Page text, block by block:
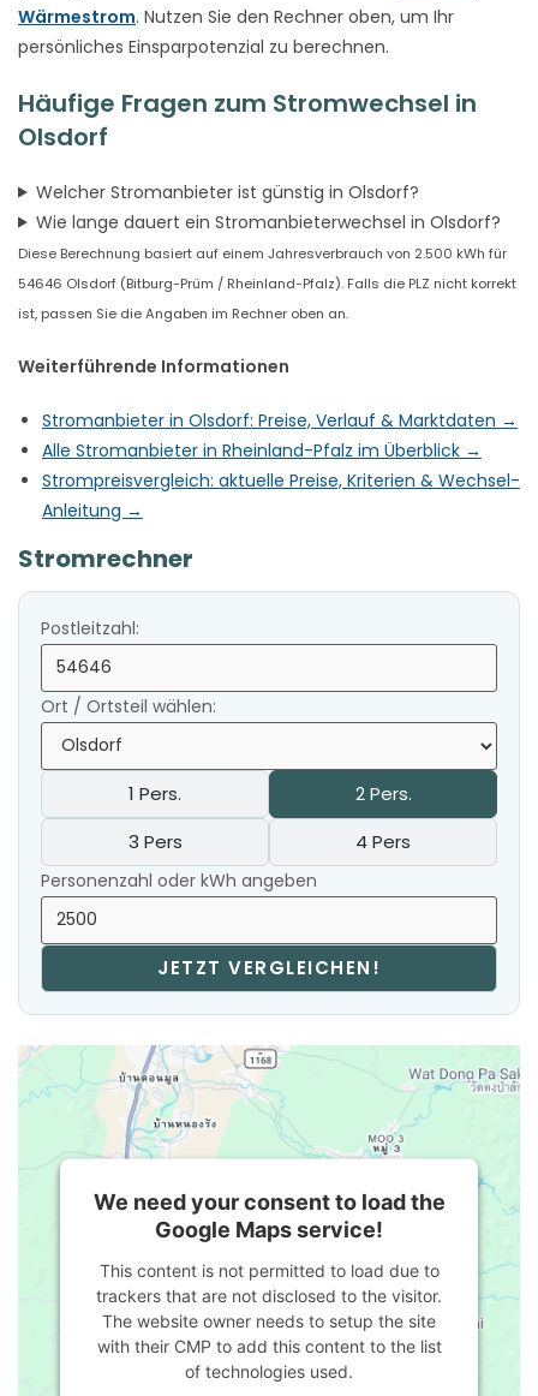
Wärmestrom. Nutzen Sie den Rechner oben, um Ihr
persönliches Einsparpotenzial zu berechnen.
Häufige Fragen zum Stromwechsel in
Olsdorf
Welcher Stromanbieter ist günstig in Olsdorf?
Wie lange dauert ein Stromanbieterwechsel in Olsdorf?
Diese Berechnung basiert auf einem Jahresverbrauch von 2.500 kWh für
54646 Olsdorf (Bitburg-Prüm / Rheinland-Pfalz). Falls die PLZ nicht korrekt
ist, passen Sie die Angaben im Rechner oben an.
Weiterführende Informationen
Stromanbieter in Olsdorf: Preise, Verlauf & Marktdaten →
Alle Stromanbieter in Rheinland-Pfalz im Überblick →
Strompreisvergleich: aktuelle Preise, Kriterien & Wechsel-
Anleitung →
Stromrechner
Postleitzahl:
Ort / Ortsteil wählen:
1 Pers.
2 Pers.
3 Pers
4 Pers
Personenzahl oder kWh angeben
JETZT VERGLEICHEN!
We need your consent to load the
Google Maps service!
This content is not permitted to load due to
trackers that are not disclosed to the visitor.
The website owner needs to setup the site
with their CMP to add this content to the list
of technologies used.